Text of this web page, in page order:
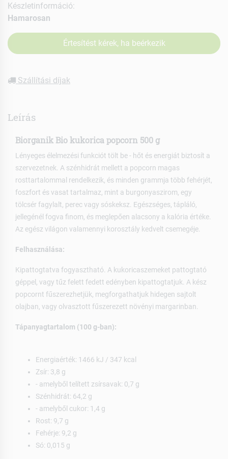
Készletinformáció:
Hamarosan
Értesítést kérek, ha beérkezik
Szállítási díjak
Leírás
Biorganik Bio kukorica popcorn 500 g
Lényeges élelmezési funkciót tölt be - hőt és energiát biztosít a
szervezetnek. A szénhidrát mellett a popcorn magas
rosttartalommal rendelkezik, és minden grammja több fehérjét,
foszfort és vasat tartalmaz, mint a burgonyaszirom, egy
tölcsér fagylalt, perec vagy sóskeksz. Egészséges, tápláló,
jellegénél fogva finom, és meglepően alacsony a kalória értéke.
Az egész világon valamennyi korosztály kedvelt csemegéje.
Felhasználása:
Kipattogtatva fogyasztható. A kukoricaszemeket pattogtató
géppel, vagy tűz felett fedett edényben kipattogtatjuk. A kész
popcornt fűszerezhetjük, megforgathatjuk hidegen sajtolt
olajban, vagy olvasztott fűszerezett növényi margarinban.
Tápanyagtartalom (100 g-ban):
Energiaérték: 1466 kJ / 347 kcal
Zsír: 3,8 g
- amelyből telített zsírsavak: 0,7 g
Szénhidrát: 64,2 g
- amelyből cukor: 1,4 g
Rost: 9,7 g
Fehérje: 9,2 g
Só: 0,015 g